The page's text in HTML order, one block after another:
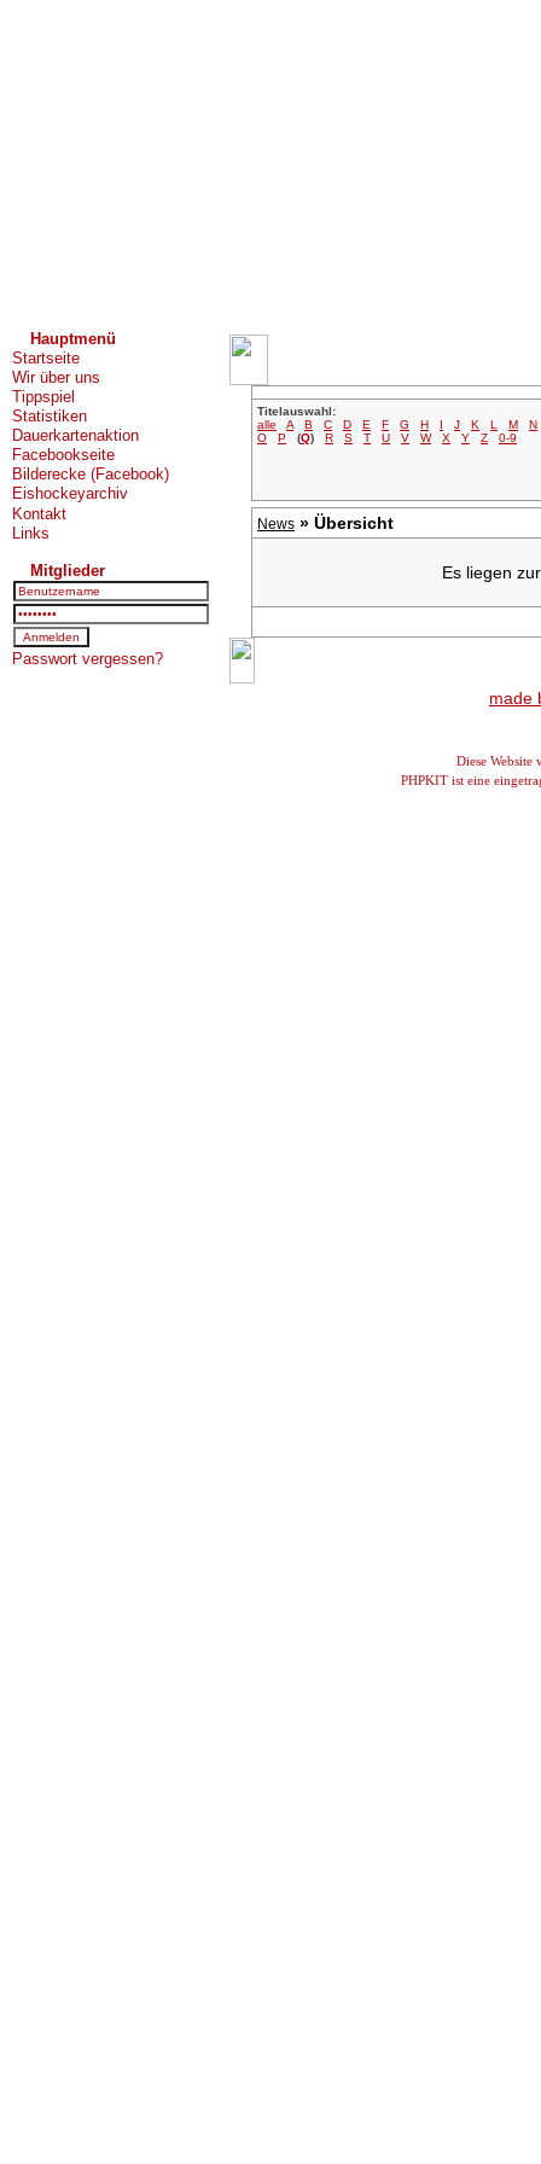
Hauptmenü
Startseite
Wir über uns
Tippspiel
Statistiken
Dauerkartenaktion
Facebookseite
Bilderecke (Facebook)
Eishockeyarchiv
Kontakt
Links
Mitglieder
Passwort vergessen?
Titelauswahl:
alle
A B C D E F G H I J K L M
N
O
P (Q) R S T U V W X Y Z 0-9
News » Übersicht
Es liegen
made
Diese Website
PHPKIT ist eine